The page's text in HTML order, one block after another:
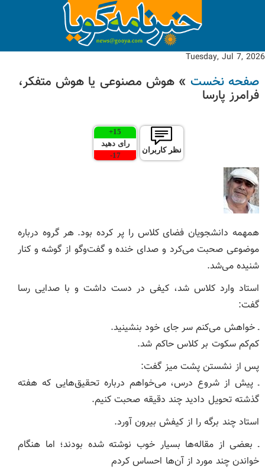
Tuesday, Jul 7, 2026
صفحه نخست » هوش مصنوعی یا هوش متفکر،
فرامرز پارسا
نظر کاربران
15
+
رای دهید
17
-
همهمه دانشجویان فضای کلاس را پر کرده بود. هر گروه درباره
موضوعی صحبت می‌کرد و صدای خنده و گفت‌وگو از گوشه و کنار
شنیده می‌شد.
استاد وارد کلاس شد، کیفی در دست داشت و با صدایی رسا
گفت:
ـ خواهش می‌کنم سر جای خود بنشینید.
کم‌کم سکوت بر کلاس حاکم شد.
پس از نشستن پشت میز گفت:
ـ پیش از شروع درس، می‌خواهم درباره تحقیق‌هایی که هفته
گذشته تحویل دادید چند دقیقه صحبت کنیم.
استاد چند برگه را از کیفش بیرون آورد.
ـ بعضی از مقاله‌ها بسیار خوب نوشته شده بودند؛ اما هنگام
خواندن چند مورد از آن‌ها احساس کردم